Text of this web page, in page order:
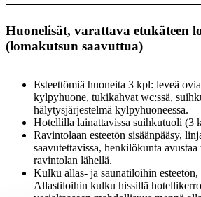
Huonelisät, varattava etukäteen
(lomakutsun saavuttua)
Esteettömiä huoneita 3 kpl: leveä
kylpyhuone, tukikahvat wc:ssä,
hälytysjärjestelmä kylpyhuoneessa.
Hotellilla lainattavissa suihkutuoli (3
Ravintolaan esteetön sisäänpääsy,
saavutettavissa, henkilökunta
ravintolan lähellä.
Kulku allas- ja saunatiloihin
Allastiloihin kulku hissillä